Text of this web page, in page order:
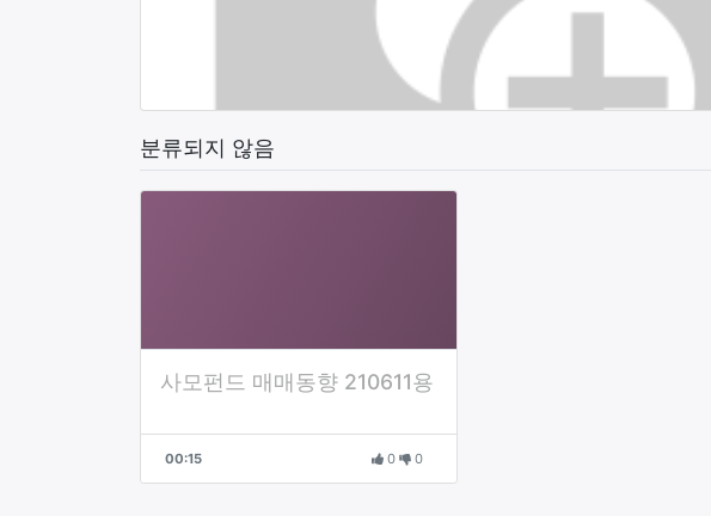
분류되지 않음
사모펀드 매매동향 210611용
00:15 0 0